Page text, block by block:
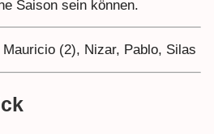
Saison sein können.
(2), Nizar, Pablo, Silas